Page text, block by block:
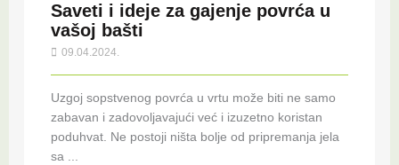
Saveti i ideje za gajenje povrća u
vašoj bašti
09.04.2024.
Uzgoj sopstvenog povrća u vrtu može biti ne samo
zabavan i zadovoljavajući već i izuzetno koristan
poduhvat. Ne postoji ništa bolje od pripremanja jela
sa ...